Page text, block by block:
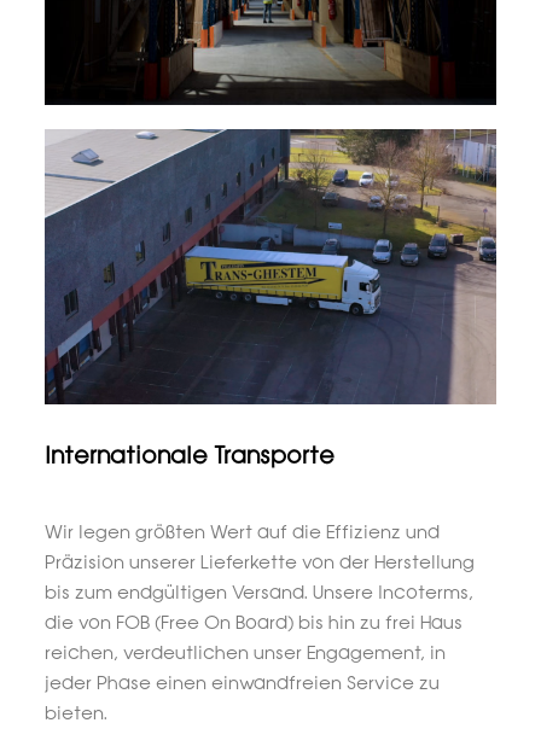
Internationale Transporte
Wir legen größten Wert auf die Effizienz und
Präzision unserer Lieferkette von der Herstellung
bis zum endgültigen Versand. Unsere Incoterms,
die von FOB (Free On Board) bis hin zu frei Haus
reichen, verdeutlichen unser Engagement, in
jeder Phase einen einwandfreien Service zu
bieten.